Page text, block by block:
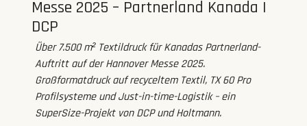
Messe 2025 – Partnerland Kanada |
DCP
Über 7.500 m² Textildruck für Kanadas Partnerland-
Auftritt auf der Hannover Messe 2025.
Großformatdruck auf recyceltem Textil, TX 60 Pro
Profilsysteme und Just-in-time-Logistik – ein
SuperSize-Projekt von DCP und Holtmann.